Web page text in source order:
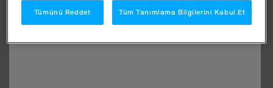
Tümünü Reddet Tüm Tanımlama Bilgilerini Kabul Et